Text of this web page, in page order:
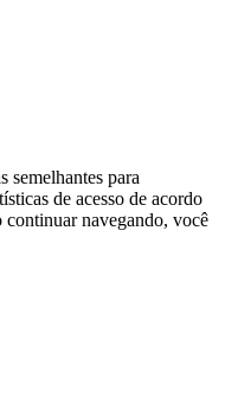
semelhantes para
de acesso de acordo
continuar navegando, você